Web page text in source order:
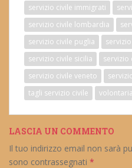
servizio civile immigrati
servizio civile lombardia
servizio civile puglia
servizio civile sicilia
servizio
servizio civile veneto
tagli servizio civile
LASCIA UN COMMENTO
Il tuo indirizzo email non sarà
sono contrassegnati *